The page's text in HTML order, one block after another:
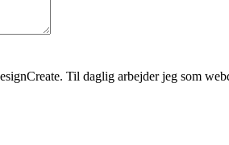
Til daglig arbejder jeg som